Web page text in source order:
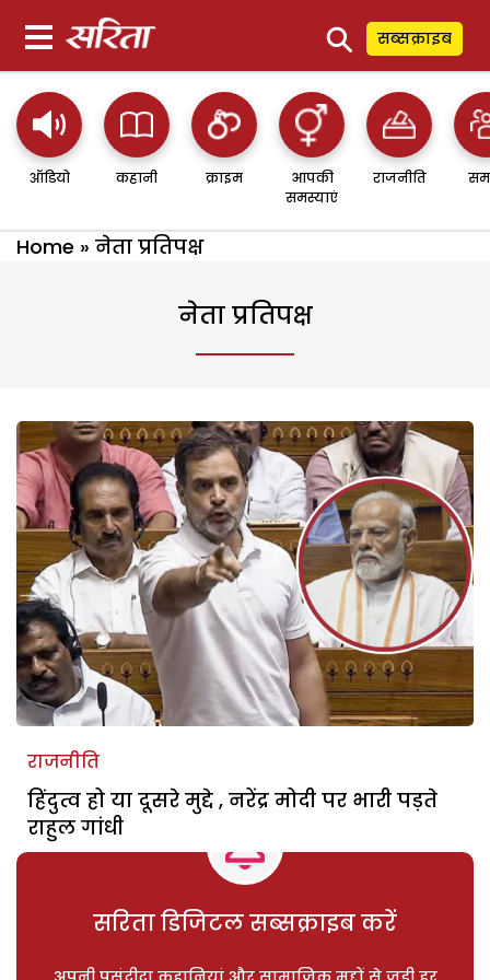
⚲ सब्सक्राइब
ऑडियो कहानी क्राइम
आपकी
समस्याएं
राजनीति
Home » नेता प्रतिपक्ष
नेता प्रतिपक्ष
राजनीति
हिंदुत्व हो या दूसरे मुद्दे , नरेंद्र मोदी पर भारी पड़ते
राहुल गांधी
सरिता डिजिटल सब्सक्राइब करें